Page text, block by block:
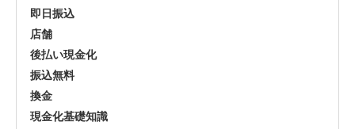
即日振込
店舗
後払い現金化
振込無料
換金
現金化基礎知識